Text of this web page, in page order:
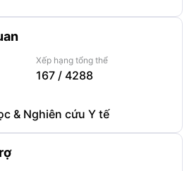
Xếp hạng tổng thể
167 / 4288
& Nghiên cứu Y tế